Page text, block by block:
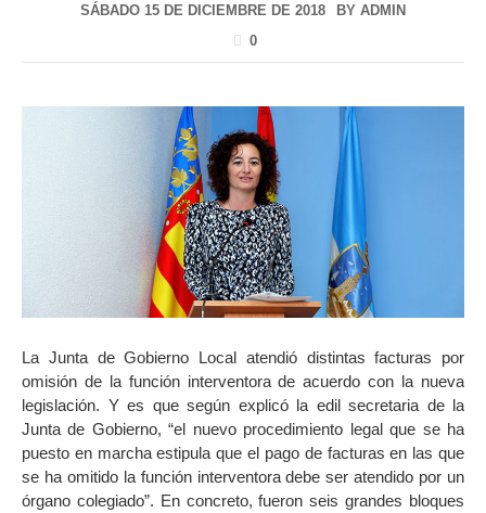
SÁBADO 15 DE DICIEMBRE DE 2018 BY ADMIN
0
La Junta de Gobierno Local atendió distintas facturas por
omisión de la función interventora de acuerdo con la nueva
legislación. Y es que según explicó la edil secretaria de la
Junta de Gobierno, “el nuevo procedimiento legal que se ha
puesto en marcha estipula que el pago de facturas en las que
se ha omitido la función interventora debe ser atendido por un
órgano colegiado”. En concreto, fueron seis grandes bloques